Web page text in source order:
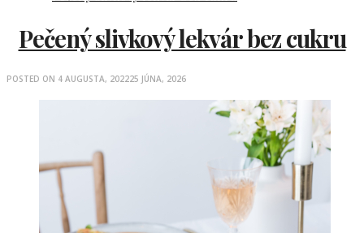
Pečený slivkový lekvár bez cukru
POSTED ON 4 AUGUSTA, 202225 JÚNA, 2026